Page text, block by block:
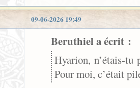
09-06-2026 19:49
Beruthiel a écrit :
Hyarion, n’étais-tu
Pour moi, c’était